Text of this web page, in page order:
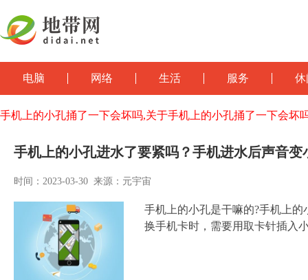
电脑 网络 生活 服务 休
手机上的小孔捅了一下会坏吗,关于手机上的小孔捅了一下会坏
手机上的小孔进水了要紧吗？手机进水后声音变
时间：2023-03-30 来源：元宇宙
手机上的小孔是干嘛的?手机上
换手机卡时，需要用取卡针插入